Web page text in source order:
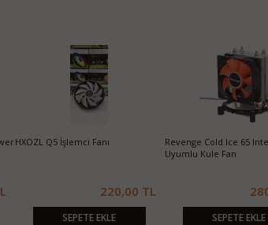
HXOZL Q5 İşlemci Fanı
220,00 TL
SEPETE EKLE
Revenge Cold Ice 65
Uyumlu Kule Fan
SEPETE EKLE